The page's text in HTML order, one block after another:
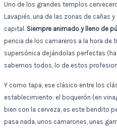
Uno de los grandes templos
Lavapiés, una de las zonas de cañas
capital. Siempre animado y lleno de
pericia de los camareros a la hora de
supersónica dejándolas perfectas
sabemos todos, lo de estos
Y como tapa, ese clásico entre los
establecimiento: el boquerón (en
bien con la cerveza, es este bendito
pasa nada, unos camarones, unas